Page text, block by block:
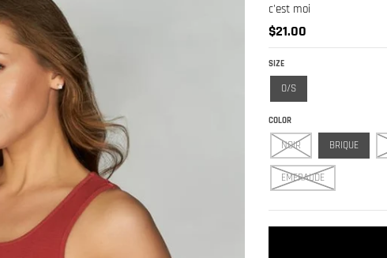
c'est moi
$21.00
SIZE
O/S
COLOR
NOIR BRIQUE
EMERAUDE